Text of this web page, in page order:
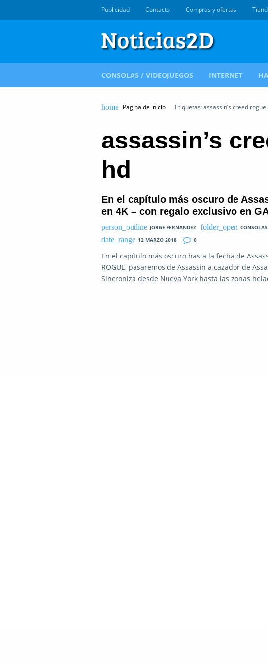
Publicidad Contacto Compras y ofertas
CONSOLAS / VIDEOJUEGOS INTERNET
Pagina de inicio Etiquetas: assassin’s creed rogue
assassin’s
hd
En el capítulo más oscuro de
en 4K – con regalo exclusivo en
JORGE FERNANDEZ
12 MARZO 2018
0
En el capítulo más oscuro hasta la fecha de
ROGUE, pasaremos de Assassin a cazador de
Sincroniza desde Nueva York hasta las zonas